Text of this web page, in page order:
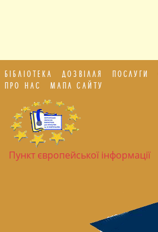
БІБЛІОТЕКА ДОЗВІЛЛЯ ПОСЛУГИ
ПРО НАС
МАПА САЙТУ
Пункт європейської інформації